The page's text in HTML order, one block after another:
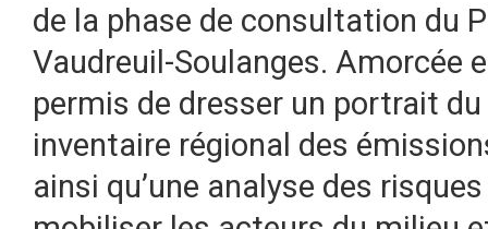
de la phase de consultation du
Vaudreuil-Soulanges. Amorcée
permis de dresser un portrait
inventaire régional des
ainsi qu’une analyse des